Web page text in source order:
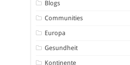
Blogs
Communities
Europa
Gesundheit
Kontinente